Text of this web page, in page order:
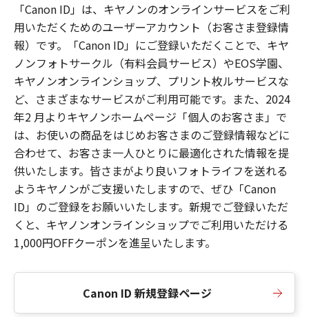
「Canon ID」は、キヤノンのオンラインサービスをご利
用いただくためのユーザーアカウント（お客さま登録情
報）です。「Canon ID」にご登録いただくことで、キヤ
ノンフォトサークル（有料会員サービス）やEOS学園、
キヤノンオンラインショップ、プリント枚ルサービスな
ど、さまざまなサービスがご利用可能です。また、2024
年2 月よりキヤノンホームページ「個人のお客さま」で
は、お使いの商品をはじめお客さまのご登録情報などに
合わせて、お客さま一人ひとりに最適化された情報を提
供いたします。皆さまがより良いフォトライフを送れる
ようキヤノンがご支援いたしますので、ぜひ「Canon
ID」のご登録をお願いいたします。新規でご登録いただ
くと、キヤノンオンラインショップでご利用いただける
1,000円OFFクーポンを進呈いたします。
Canon ID 新規登録ページ